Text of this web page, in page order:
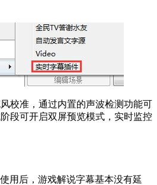
校准，通过内置的声波检测功能可
段可开启双屏预览模式，实时监控
用后，游戏解说字幕基本没有延